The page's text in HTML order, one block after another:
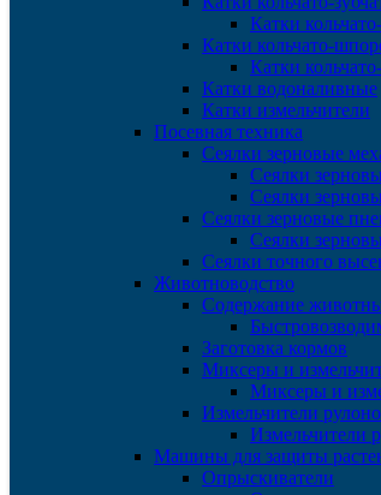
Катки
Катки кольчато-
Катки
Катки водоналивные
Катки измельчители
Посевная техника
Сеялки зерновые
Сеялки
Сеялки
Сеялки зерновые
Сеялки
Сеялки точного
Животноводство
Содержание
Заготовка кормов
Миксеры и
Миксеры и
Измельчители
Измельчители
Машины для защиты
Опрыскиватели